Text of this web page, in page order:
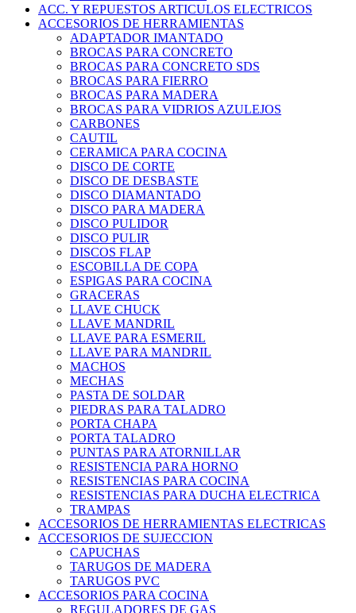
ACC. Y REPUESTOS ARTICULOS ELECTRICOS
ACCESORIOS DE HERRAMIENTAS
ADAPTADOR IMANTADO
BROCAS PARA CONCRETO
BROCAS PARA CONCRETO SDS
BROCAS PARA FIERRO
BROCAS PARA MADERA
BROCAS PARA VIDRIOS AZULEJOS
CARBONES
CAUTIL
CERAMICA PARA COCINA
DISCO DE CORTE
DISCO DE DESBASTE
DISCO DIAMANTADO
DISCO PARA MADERA
DISCO PULIDOR
DISCO PULIR
DISCOS FLAP
ESCOBILLA DE COPA
ESPIGAS PARA COCINA
GRACERAS
LLAVE CHUCK
LLAVE MANDRIL
LLAVE PARA ESMERIL
LLAVE PARA MANDRIL
MACHOS
MECHAS
PASTA DE SOLDAR
PIEDRAS PARA TALADRO
PORTA CHAPA
PORTA TALADRO
PUNTAS PARA ATORNILLAR
RESISTENCIA PARA HORNO
RESISTENCIAS PARA COCINA
RESISTENCIAS PARA DUCHA ELECTRICA
TRAMPAS
ACCESORIOS DE HERRAMIENTAS ELECTRICAS
ACCESORIOS DE SUJECCION
CAPUCHAS
TARUGOS DE MADERA
TARUGOS PVC
ACCESORIOS PARA COCINA
REGULADORES DE GAS